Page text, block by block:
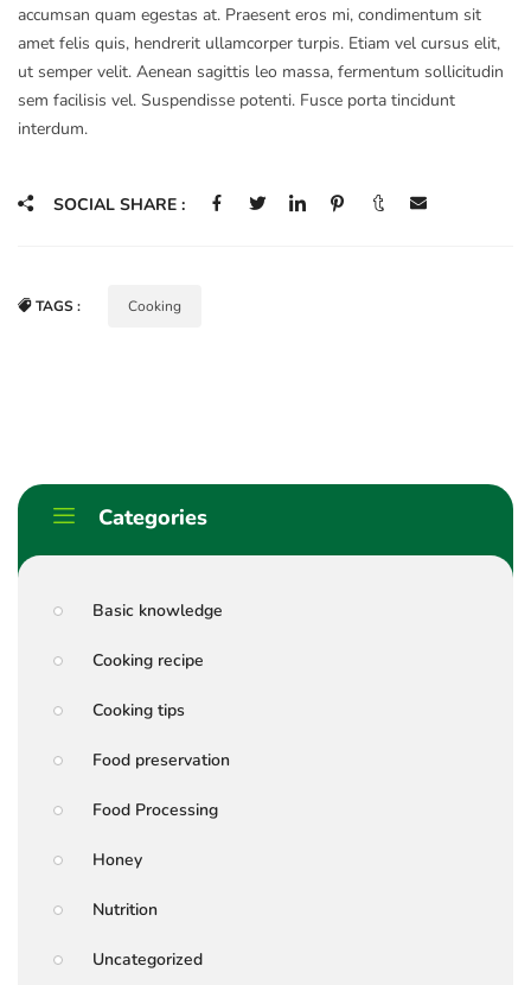
Categories
Basic knowledge
Cooking recipe
Cooking tips
Food preservation
Food Processing
Honey
Nutrition
Uncategorized
accumsan quam egestas at. Praesent eros mi, condimentum sit
amet felis quis, hendrerit ullamcorper turpis. Etiam vel cursus elit,
ut semper velit. Aenean sagittis leo massa, fermentum sollicitudin
sem facilisis vel. Suspendisse potenti. Fusce porta tincidunt
interdum.
SOCIAL SHARE :
TAGS : Cooking